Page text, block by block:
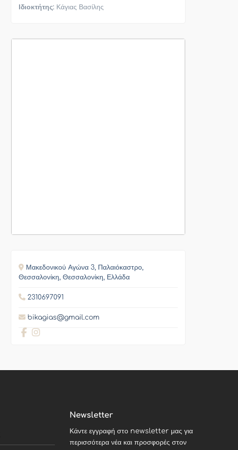
Ιδιοκτήτης: Κάγιας Βασίλης
Μακεδονικού Αγώνα 3, Παλαιόκαστρο,
Θεσσαλονίκη, Θεσσαλονίκη, Ελλάδα
2310697091
bikagias@gmail.com
Newsletter
Κάντε εγγραφή στο newsletter μας για
περισσότερα νέα και προσφορές στον